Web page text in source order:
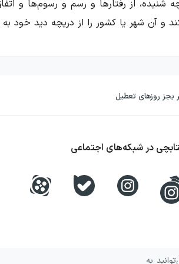
از رفتارها و رسم و رسوم‌ها و
و آن شهر یا کشور را از دریچه دید خود به
آن در ژانر سفرنامه مشاهده
مذکور، تشخیص زمان پایان رسیدن
به نگارش در آورده است. او
در شبکه‌های اجتماعی
به